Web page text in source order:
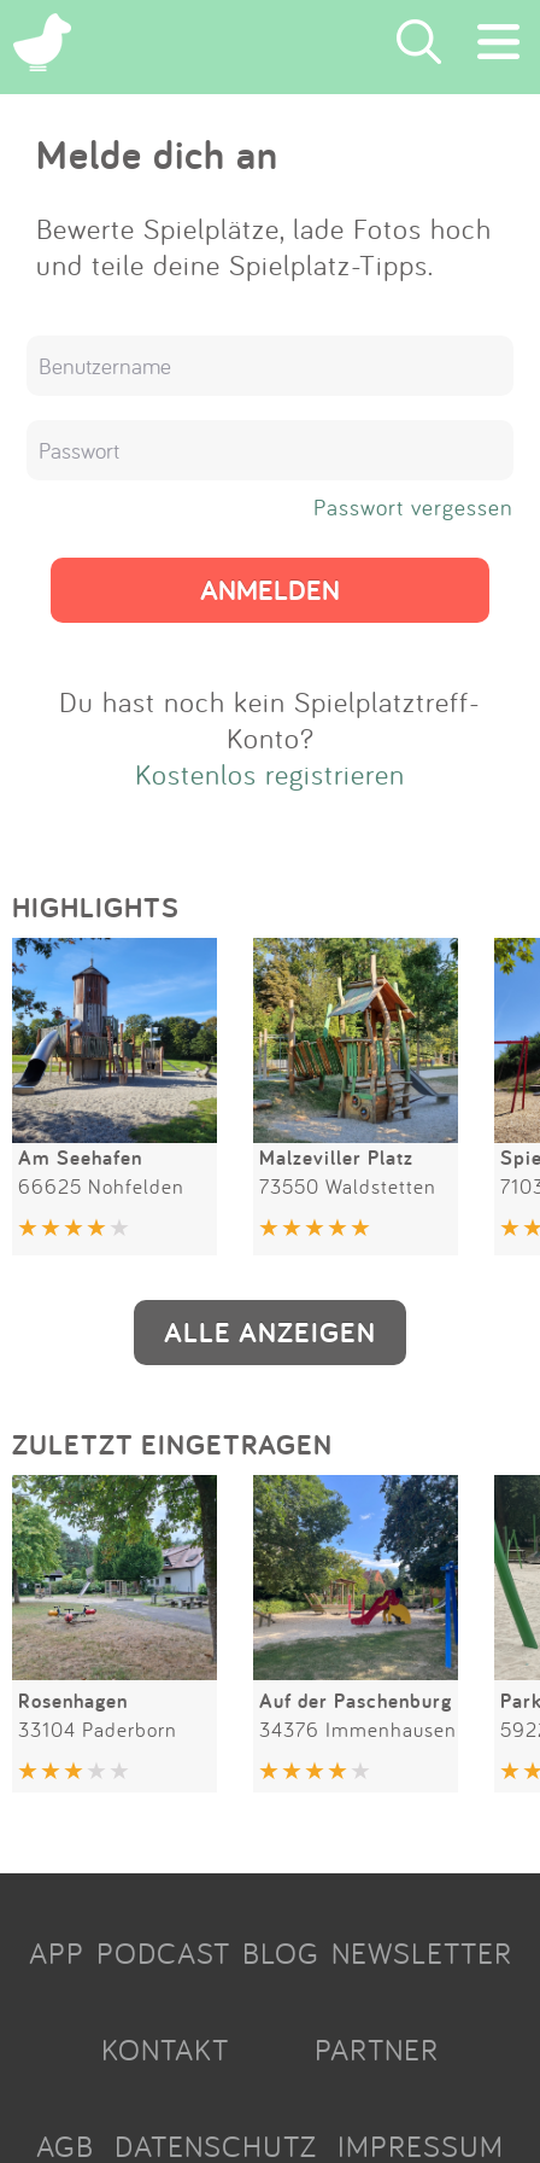
×
Suchen
Eintragen
App
Melde dich an
Bewerte Spielplätze, lade Fotos hoch
und teile deine Spielplatz-Tipps.
Passwort vergessen
Du hast noch kein Spielplatztreff-
Konto?
Kostenlos registrieren
HIGHLIGHTS
Am Seehafen
66625 Nohfelden
Malzeviller Platz
73550 Waldstetten
ALLE ANZEIGEN
ZULETZT EINGETRAGEN
Rosenhagen
33104 Paderborn
Auf der Paschenburg
34376 Immenhausen
APP PODCAST BLOG NEWSLETTER
KONTAKT PARTNER
AGB DATENSCHUTZ IMPRESSUM